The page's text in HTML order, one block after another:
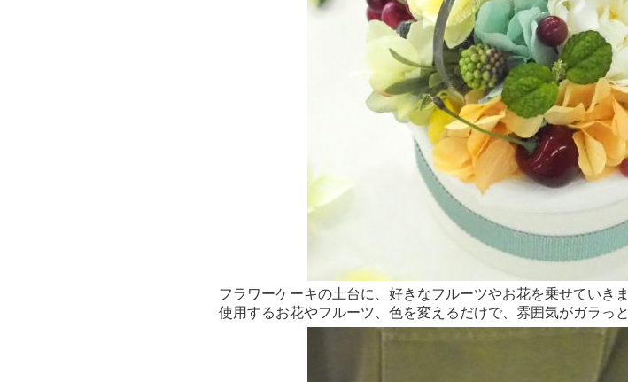
フラワーケーキの土台に、好きなフルーツやお花を乗せていきま
使用するお花やフルーツ、色を変えるだけで、雰囲気がガラっ